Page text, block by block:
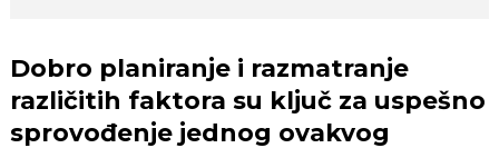
Dobro planiranje i razmatranje
različitih faktora su ključ za uspešno
sprovođenje jednog ovakvog